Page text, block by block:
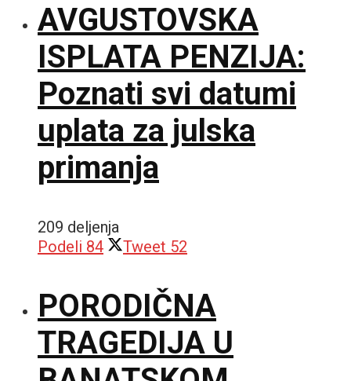
AVGUSTOVSKA
ISPLATA PENZIJA:
Poznati svi datumi
uplata za julska
primanja
209 deljenja
Podeli 84 Tweet 52
PORODIČNA
TRAGEDIJA U